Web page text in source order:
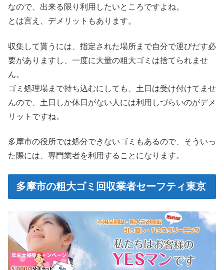
なので、出来る限り利用したいところですよね。
とは言え、デメリットもあります。
収集して貰うには、指定された場所まで自分で運びだす必
要がありますし、一度に大量の粗大ゴミは捨てられませ
ん。
ゴミ処理場まで持ち込むにしても、土日は受け付けてませ
んので、土日しか休日がない人には利用しづらいのがデメ
リットですね。
多摩市の役所では処分できないゴミもあるので、そういっ
た際には、専門業者を利用することになります。
多摩市の粗大ゴミ回収業者セーフティ東京